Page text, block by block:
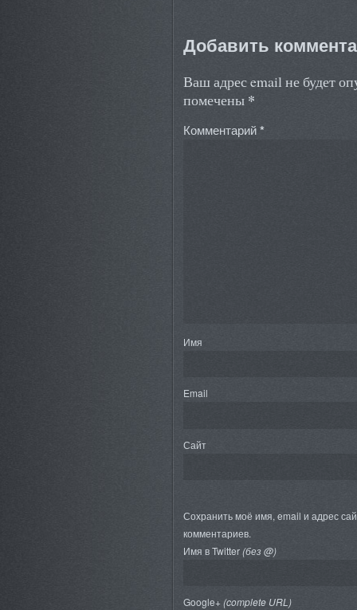
Добавить
Ваш адрес email не будет
помечены *
Комментарий*
Имя
Email
Сайт
Сохранить моё имя, email и адрес
комментариев.
Имя в Twitter(без @)
Google+(complete URL)